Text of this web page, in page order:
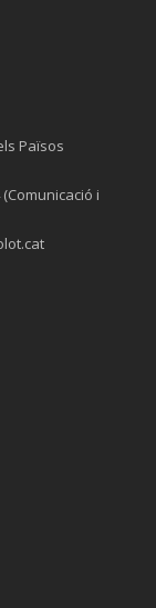
Països
(Comunicació i